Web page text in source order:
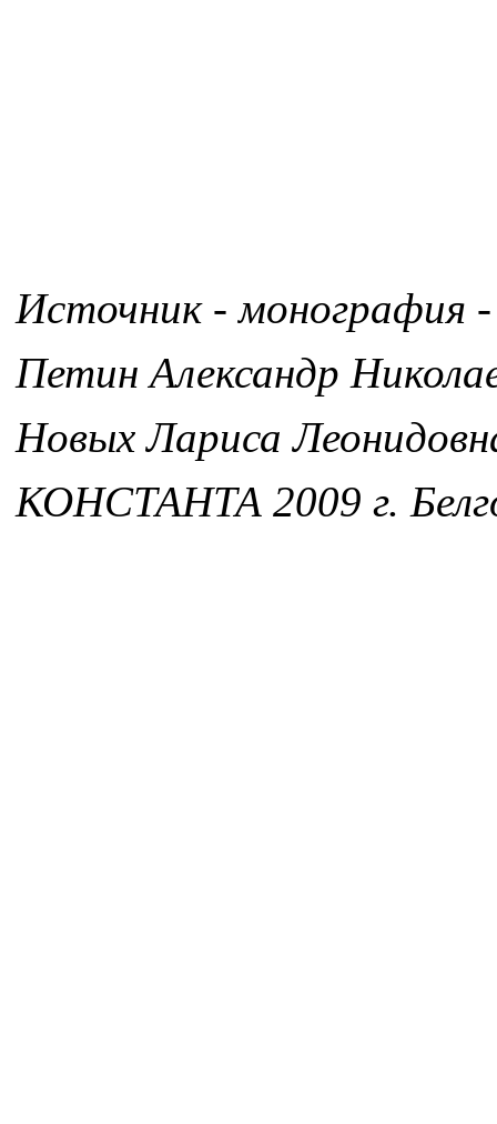
Источник - монография -
Петин Александр
Новых Лариса
КОНСТАНТА 2009 г.